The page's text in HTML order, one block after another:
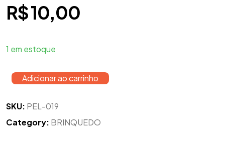
R$10,00
1 em estoque
Adicionar ao carrinho
SKU: PEL-019
Category: BRINQUEDO